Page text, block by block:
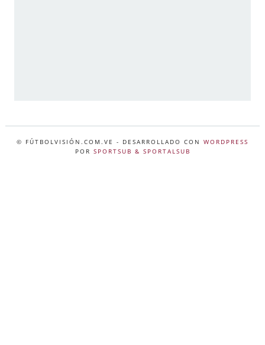
© FÚTBOLVISIÓN.COM.VE - DESARROLLADO CON WORDPRESS
POR SPORTSUB & SPORTALSUB